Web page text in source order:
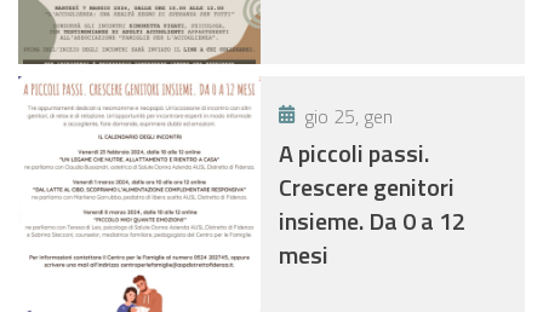
gio 25, gen
A piccoli passi.
Crescere genitori
insieme. Da 0 a 12
mesi